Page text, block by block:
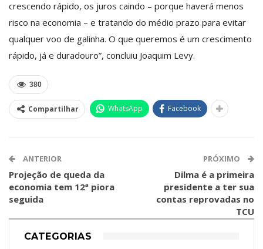
crescendo rápido, os juros caindo – porque haverá menos
risco na economia – e tratando do médio prazo para evitar
qualquer voo de galinha. O que queremos é um crescimento
rápido, já e duradouro”, concluiu Joaquim Levy.
380
Compartilhar WhatsApp Facebook
ANTERIOR
Projeção de queda da
economia tem 12ª piora
seguida
PRÓXIMO
Dilma é a primeira
presidente a ter sua
contas reprovadas no
TCU
CATEGORIAS